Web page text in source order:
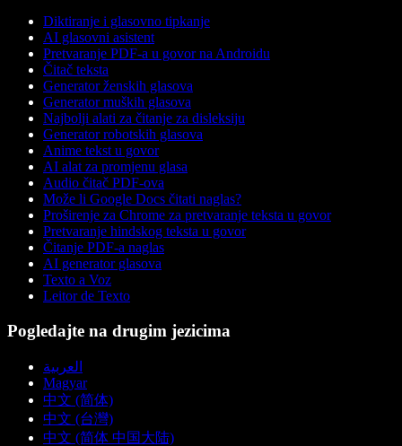
Diktiranje i glasovno tipkanje
AI glasovni asistent
Pretvaranje PDF-a u govor na Androidu
Čitač teksta
Generator ženskih glasova
Generator muških glasova
Najbolji alati za čitanje za disleksiju
Generator robotskih glasova
Anime tekst u govor
AI alat za promjenu glasa
Audio čitač PDF-ova
Može li Google Docs čitati naglas?
Proširenje za Chrome za pretvaranje teksta u govor
Pretvaranje hindskog teksta u govor
Čitanje PDF-a naglas
AI generator glasova
Texto a Voz
Leitor de Texto
Pogledajte na drugim jezicima
العربية
Magyar
中文 (简体)
中文 (台灣)
中文 (简体 中国大陆)